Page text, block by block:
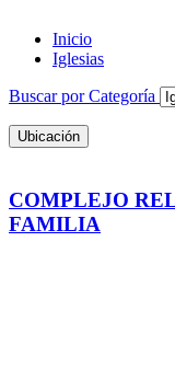
Inicio
Iglesias
Buscar por Categoría
Ubicación
COMPLEJO
FAMILIA